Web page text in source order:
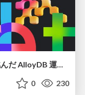
メルカリのグローバルアプリで挑んだ AlloyDB 運用と課題解決の実践記
0 230